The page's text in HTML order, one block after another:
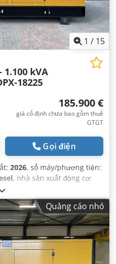
1 / 15
1.100 kVA
18225
185.900 €
giá cố định chưa bao gồm thuế
GTGT
Gọi điện
2026, số máy/phương tiện:
, nhà sản xuất động cơ:
Quảng cáo nhỏ